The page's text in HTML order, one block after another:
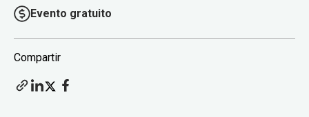
Evento gratuito
Compartir